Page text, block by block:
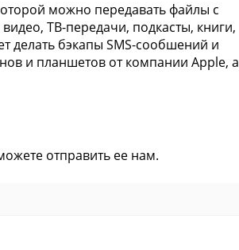
можно передавать файлы с
ТВ-передачи, подкасты, книги,
делать бэкапы SMS-сообшений и
и планшетов от компании Apple, а
отправить ее нам.